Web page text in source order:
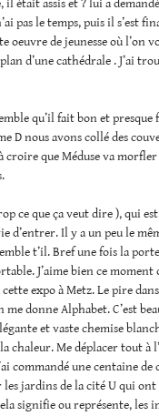
il était assis et ? lui a
pas le temps, puis il s’est
oeuvre de jeunesse où l’on
d’une cathédrale . J’ai
qu’il fait bon et presque
D nous avons collé des
croire que Méduse va
ce que ça veut dire ), qui
d’entrer. Il y a un peu le
t’il. Bref une fois la
J’aime bien ce moment
expo à Metz. Le pire
donne Alphabet. C’est
et vaste chemise
chaleur. Me déplacer tout à
une centaine de
jardins de la cité U qui
signifie ou représente, les